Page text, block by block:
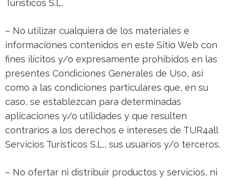
Turísticos S.L.
– No utilizar cualquiera de los materiales e
informaciones contenidos en este Sitio Web con
fines ilícitos y/o expresamente prohibidos en las
presentes Condiciones Generales de Uso, así
como a las condiciones particulares que, en su
caso, se establezcan para determinadas
aplicaciones y/o utilidades y que resulten
contrarios a los derechos e intereses de TUR4all
Servicios Turísticos S.L., sus usuarios y/o terceros.
– No ofertar ni distribuir productos y servicios, ni